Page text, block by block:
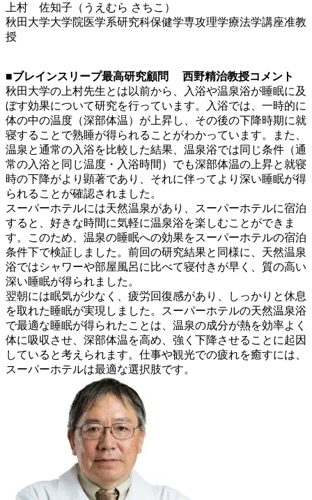
上村 佐知子（うえむら さちこ）
秋田大学大学院医学系研究科保健学専攻理学療法学講座准教
授
■ブレインスリープ最高研究顧問 西野精治教授コメント
秋田大学の上村先生とは以前から、入浴や温泉浴が睡眠に及
ぼす効果について研究を行っています。入浴では、一時的に
体の中の温度（深部体温）が上昇し、その後の下降時期に就
寝することで熟睡が得られることがわかっています。また、
温泉と通常の入浴を比較した結果、温泉浴では同じ条件（通
常の入浴と同じ温度・入浴時間）でも深部体温の上昇と就寝
時の下降がより顕著であり、それに伴ってより深い睡眠が得
られることが確認されました。
スーパーホテルには天然温泉があり、スーパーホテルに宿泊
すると、好きな時間に気軽に温泉浴を楽しむことができま
す。このため、温泉の睡眠への効果をスーパーホテルの宿泊
条件下で検証しました。前回の研究結果と同様に、天然温泉
浴ではシャワーや部屋風呂に比べて寝付きが早く、質の高い
深い睡眠が得られました。
翌朝には眠気が少なく、疲労回復感があり、しっかりと休息
を取れた睡眠が実現しました。スーパーホテルの天然温泉浴
で最適な睡眠が得られたことは、温泉の成分が熱を効率よく
体に吸収させ、深部体温を高め、強く下降させることに起因
していると考えられます。仕事や観光での疲れを癒すには、
スーパーホテルは最適な選択肢です。